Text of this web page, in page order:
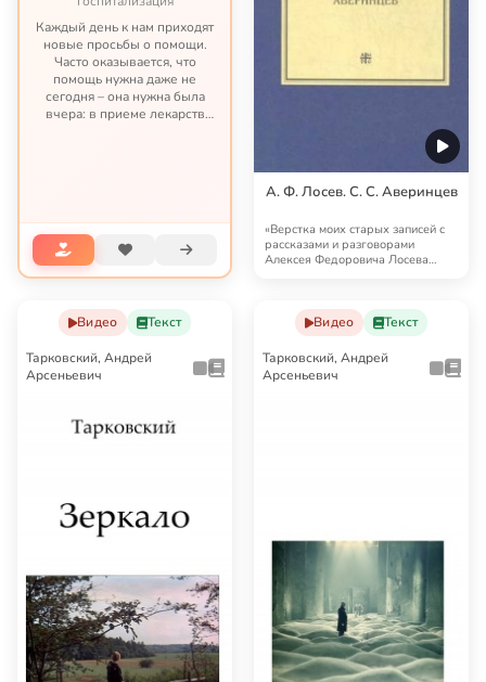
Каждый день к нам приходят
новые просьбы о помощи.
Часто оказывается, что
помощь нужна даже не
сегодня – она нужна была
вчера: в приеме лекарств
А. Ф. Лосев. С. С. Аверинцев
«Верстка моих старых записей с
рассказами и разговорами
Алексея Федоровича Лосева
Видео Текст
Тарковский, Андрей
Арсеньевич
Видео Текст
Тарковский, Андрей
Арсеньевич